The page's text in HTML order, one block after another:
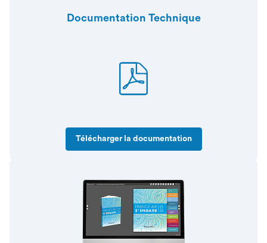
Documentation Technique
Télécharger la documentation